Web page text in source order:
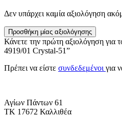
Δεν υπάρχει καμία αξιολόγηση
Προσθήκη μίας αξιολόγησης
Κάνετε την πρώτη αξιολόγηση για
4919/01 Crystal-51”
Πρέπει να είστε συνδεδεμένοι για
Αγίων Πάντων 61
ΤΚ 17672 Καλλιθέα